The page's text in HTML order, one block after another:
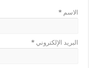
الاسم*
البريد الإلكتروني*